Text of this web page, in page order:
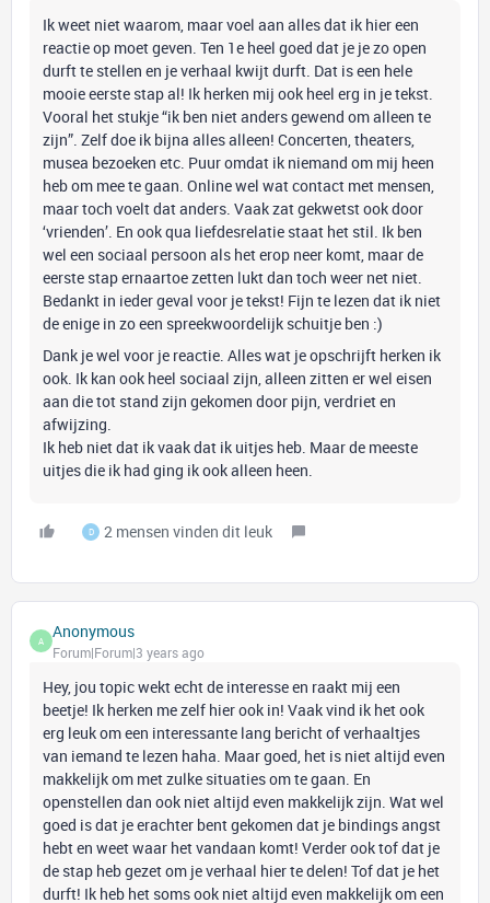
Ik weet niet waarom, maar voel aan alles dat ik hier een
reactie op moet geven. Ten 1e heel goed dat je je zo open
durft te stellen en je verhaal kwijt durft. Dat is een hele
mooie eerste stap al! Ik herken mij ook heel erg in je tekst.
Vooral het stukje “ik ben niet anders gewend om alleen te
zijn”. Zelf doe ik bijna alles alleen! Concerten, theaters,
musea bezoeken etc. Puur omdat ik niemand om mij heen
heb om mee te gaan. Online wel wat contact met mensen,
maar toch voelt dat anders. Vaak zat gekwetst ook door
‘vrienden’. En ook qua liefdesrelatie staat het stil. Ik ben
wel een sociaal persoon als het erop neer komt, maar de
eerste stap ernaartoe zetten lukt dan toch weer net niet.
Bedankt in ieder geval voor je tekst! Fijn te lezen dat ik niet
de enige in zo een spreekwoordelijk schuitje ben :)
Dank je wel voor je reactie. Alles wat je opschrijft herken ik
ook. Ik kan ook heel sociaal zijn, alleen zitten er wel eisen
aan die tot stand zijn gekomen door pijn, verdriet en
afwijzing.
Ik heb niet dat ik vaak dat ik uitjes heb. Maar de meeste
uitjes die ik had ging ik ook alleen heen.
D 2 mensen vinden dit leuk
A Anonymous
Forum|Forum|3 years ago
Hey, jou topic wekt echt de interesse en raakt mij een
beetje! Ik herken me zelf hier ook in! Vaak vind ik het ook
erg leuk om een interessante lang bericht of verhaaltjes
van iemand te lezen haha. Maar goed, het is niet altijd even
makkelijk om met zulke situaties om te gaan. En
openstellen dan ook niet altijd even makkelijk zijn. Wat wel
goed is dat je erachter bent gekomen dat je bindings angst
hebt en weet waar het vandaan komt! Verder ook tof dat je
de stap heb gezet om je verhaal hier te delen! Tof dat je het
durft! Ik heb het soms ook niet altijd even makkelijk om een